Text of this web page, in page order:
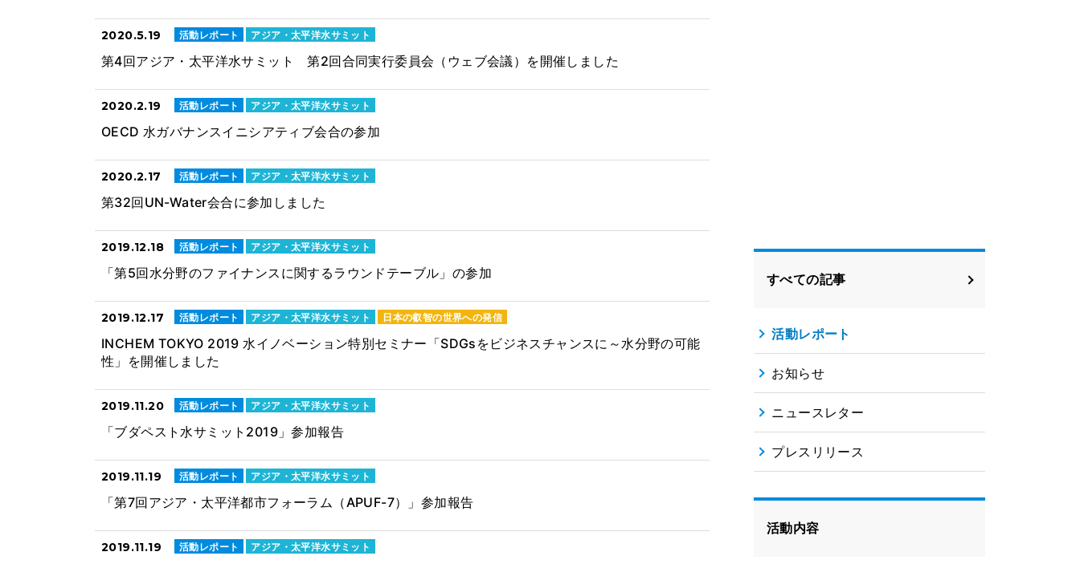
2020.5.19 活動レポート アジア・太平洋水サミット
第4回アジア・太平洋水サミット 第2回合同実行委員会（ウェブ会議）を開催しました
2020.2.19 活動レポート アジア・太平洋水サミット
OECD 水ガバナンスイニシアティブ会合の参加
2020.2.17 活動レポート アジア・太平洋水サミット
第32回UN-Water会合に参加しました
2019.12.18 活動レポート アジア・太平洋水サミット
「第5回水分野のファイナンスに関するラウンドテーブル」の参加
2019.12.17 活動レポート アジア・太平洋水サミット 日本の叡智の世界への発信
INCHEM TOKYO 2019 水イノベーション特別セミナー「SDGsをビジネスチャンスに～水分野の可能
性」を開催しました
2019.11.20 活動レポート アジア・太平洋水サミット
「ブダペスト水サミット2019」参加報告
2019.11.19 活動レポート アジア・太平洋水サミット
「第7回アジア・太平洋都市フォーラム（APUF-7）」参加報告
2019.11.19 活動レポート アジア・太平洋水サミット
すべての記事
活動レポート
お知らせ
ニュースレター
プレスリリース
活動内容